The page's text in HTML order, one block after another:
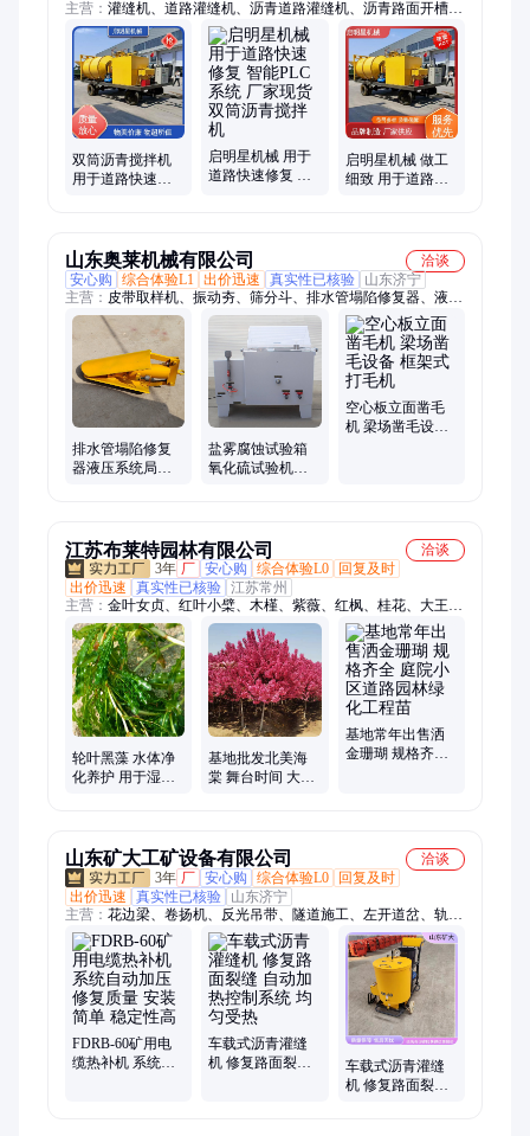
主营： 灌缝机、道路灌缝机、沥青道路灌缝机、沥青路面开槽
机、沥青再生搅拌机、热熔釜、融雪撒盐机
双筒沥青搅拌机
用于道路快速修
启明星机械 用于
道路快速修复 智
启明星机械 做工
细致 用于道路快
山东奥莱机械有限公司
洽谈
安心购
综合体验L1 出价迅速 真实性已核验
山东济宁
主营： 皮带取样机、振动夯、筛分斗、排水管塌陷修复器、液压
顶管机、制氮机、单轨运输车、激光切割机、沥青拌合机、挖机
清淤泵、相贯线切割机、电磁吸盘、滑移装载机、蒸汽养护机、
升降柱、扫地车、混凝土输送泵、热熔划线机、液压扳手、皮带
硫化机、挖机加长臂、破碎锤、避障式割草机、隧道凿毛机、护
栏清洗机、马路吹风机
排水管塌陷修复
器液压系统局部
盐雾腐蚀试验箱
氧化硫试验机器
空心板立面凿毛
机 梁场凿毛设备
江苏布莱特园林有限公司
洽谈
3年 厂 安心购 综合体验L0
回复及时
出价迅速
真实性已核验 江苏常州
主营： 金叶女贞、红叶小檗、木槿、紫薇、红枫、桂花、大王椰
子、加拿利海枣、紫荆、五彩锦带、榆叶梅、红梅、美人梅、棕
榈、大叶黄杨、小叶黄杨、红瑞木、水蜡苗、西府海棠、红叶
李、洒金柏、白玉兰、樱花、碧桃、法国冬青
轮叶黑藻 水体净
化养护 用于湿地
基地批发北美海
棠 舞台时间 大小
基地常年出售洒
金珊瑚 规格齐全
山东矿大工矿设备有限公司
洽谈
3年 厂 安心购 综合体验L0
回复及时
出价迅速
真实性已核验
山东济宁
主营： 花边梁、卷扬机、反光吊带、隧道施工、左开道岔、轨道
接头、双钩链条、吊车垫木、支架液压枪、喇叭包胶辊、矿用自
救器、弹簧扳道器、轨道防腐枕木、单体支柱柱帽、自救一体装
置、单体支柱升柱器、液压支柱防倒带、紧急避险安全门、无压
风门、托辊、防火栅栏两用门、避难硐室门
FDRB-60矿用电
缆热补机 系统自
车载式沥青灌缝
机 修复路面裂缝
车载式沥青灌缝
机 修复路面裂缝